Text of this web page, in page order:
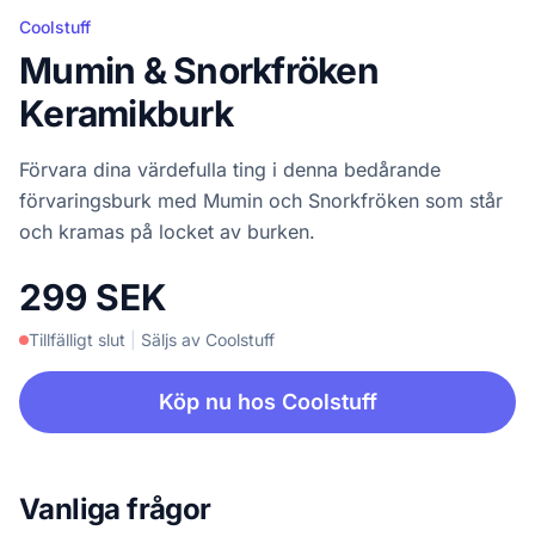
Coolstuff
Mumin & Snorkfröken
Keramikburk
Förvara dina värdefulla ting i denna bedårande
förvaringsburk med Mumin och Snorkfröken som står
och kramas på locket av burken.
299 SEK
Tillfälligt slut Säljs av Coolstuff
Köp nu hos Coolstuff
Vanliga frågor